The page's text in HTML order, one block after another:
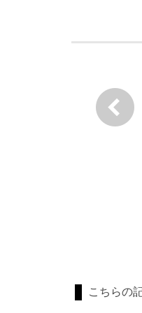
こちらの